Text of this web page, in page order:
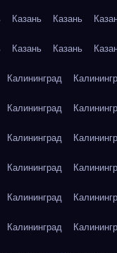
Казань Казань
Казань Казань
Калининград
Калининград
Калининград
Калининград
Калининград
Калининград